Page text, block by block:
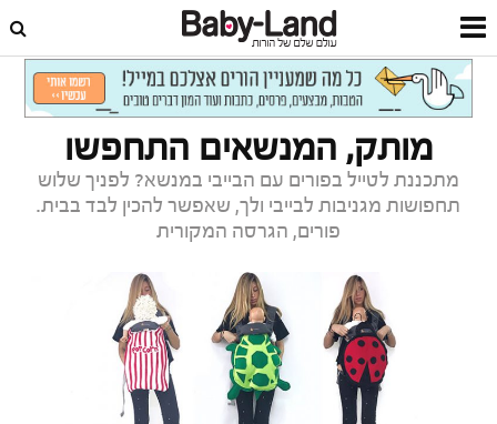
זמן איכות
מותק, המנשאים התחפשו
מתכננת לטייל בפורים עם הבייבי במנשא? לפניך שלוש
תחפושות מגניבות לבייבי ולך, שאפשר להכין לבד בבית.
פורים, הגרסה המקורית